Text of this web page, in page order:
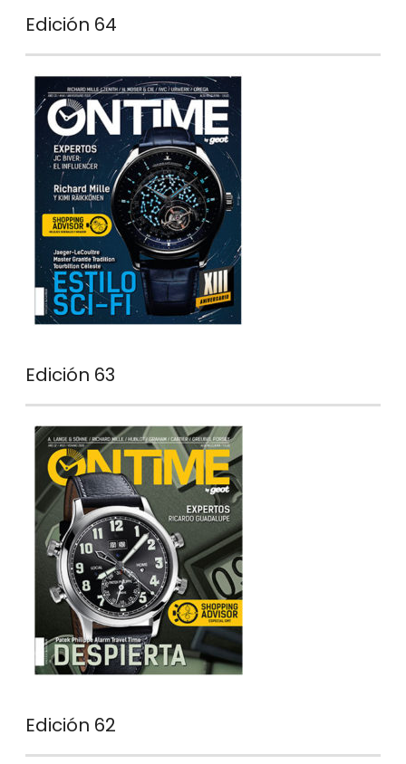
Edición 64
Edición 63
Edición 62